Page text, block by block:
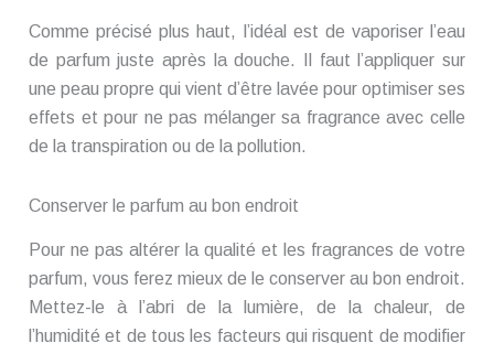
Comme précisé plus haut, l’idéal est de vaporiser l’eau
de parfum juste après la douche. Il faut l’appliquer sur
une peau propre qui vient d’être lavée pour optimiser ses
effets et pour ne pas mélanger sa fragrance avec celle
de la transpiration ou de la pollution.
Conserver le parfum au bon endroit
Pour ne pas altérer la qualité et les fragrances de votre
parfum, vous ferez mieux de le conserver au bon endroit.
Mettez-le à l’abri de la lumière, de la chaleur, de
l’humidité et de tous les facteurs qui risquent de modifier